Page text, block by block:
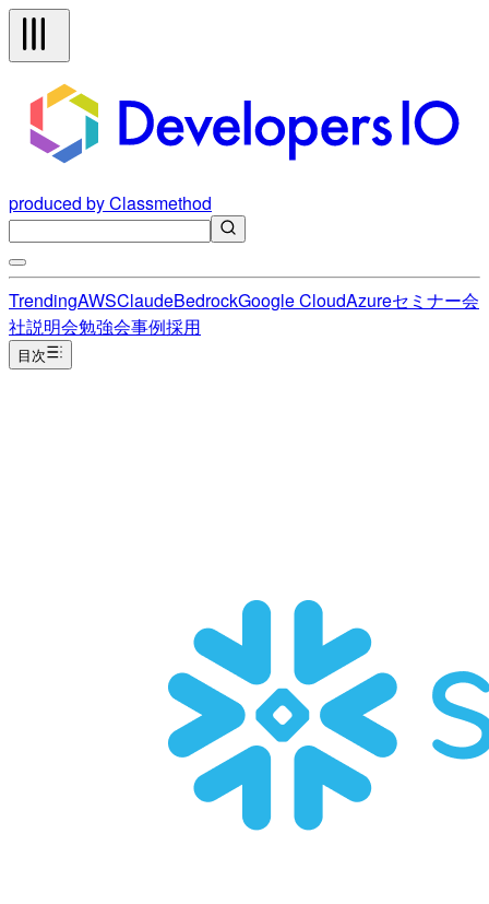
produced by Classmethod
TrendingAWSClaudeBedrockGoogle CloudAzureセミナー会
社説明会勉強会事例採用
目次